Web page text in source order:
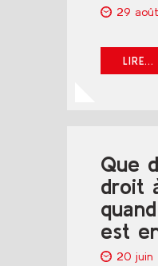
29
LIRE...
Que
droit
est
20 juin